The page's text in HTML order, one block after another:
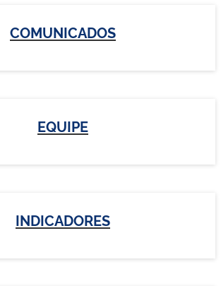
COMUNICADOS
EQUIPE
INDICADORES